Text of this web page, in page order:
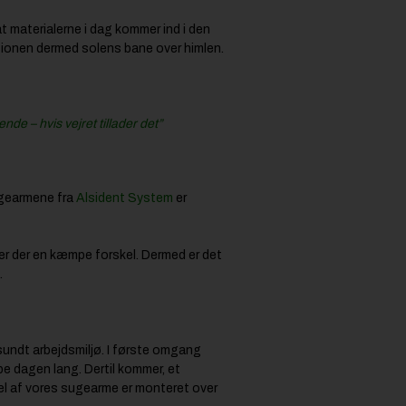
i dag kommer ind i den
dermed solens bane over himlen.
– hvis vejret tillader det”
fra Alsident System er
der en kæmpe forskel. Dermed er det
arbejdsmiljø. I første omgang
dagen lang. Dertil kommer, et
af vores sugearme er monteret over